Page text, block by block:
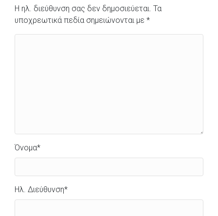
Η ηλ. διεύθυνση σας δεν δημοσιεύεται. Τα
υποχρεωτικά πεδία σημειώνονται με *
Όνομα*
Ηλ. Διεύθυνση*